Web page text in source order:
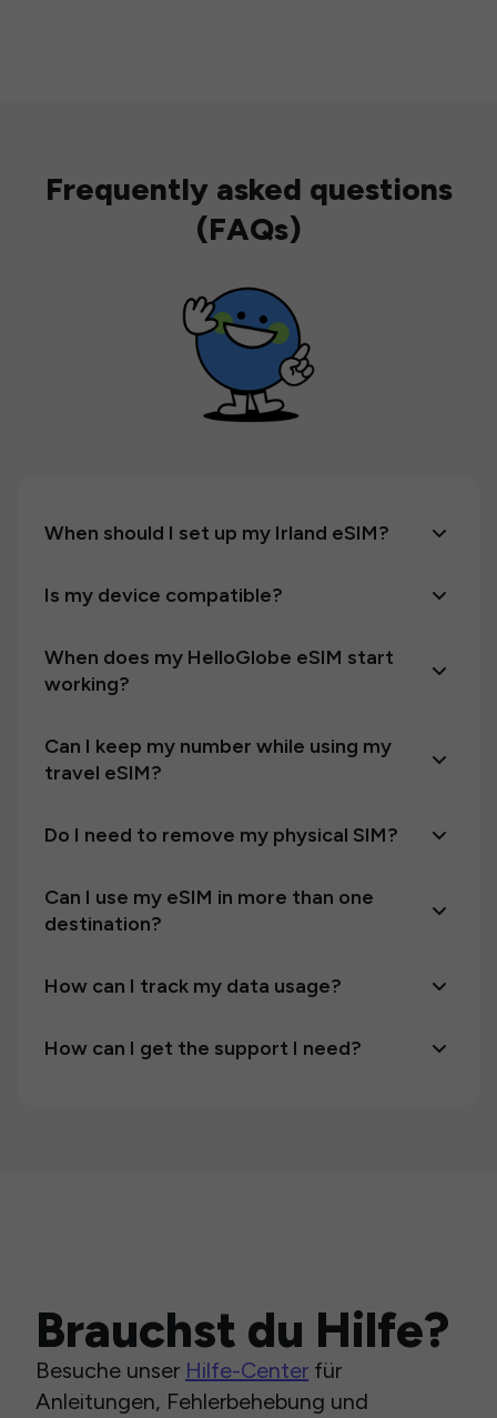
Frequently asked questions
(FAQs)
When should I set up my Irland eSIM?
Is my device compatible?
When does my HelloGlobe eSIM start
working?
Can I keep my number while using my
travel eSIM?
Do I need to remove my physical SIM?
Can I use my eSIM in more than one
destination?
How can I track my data usage?
How can I get the support I need?
Brauchst du Hilfe?
Besuche unser Hilfe-Center für
Anleitungen, Fehlerbehebung und